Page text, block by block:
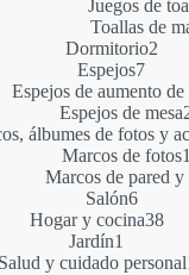
Juegos de
Toallas de
Dormitorio22
Espejos77
Espejos de aumento de
Espejos de mesa
álbumes de fotos y
Marcos de fotos1
Marcos de pared y
Salón66
Hogar y cocina3838
Jardín1
producto
Salud y cuidado personal